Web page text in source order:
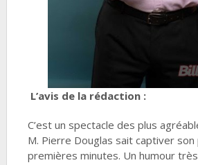
L’avis de la rédaction :
C’est un spectacle des plus
M. Pierre Douglas sait captiver son
premières minutes. Un humour